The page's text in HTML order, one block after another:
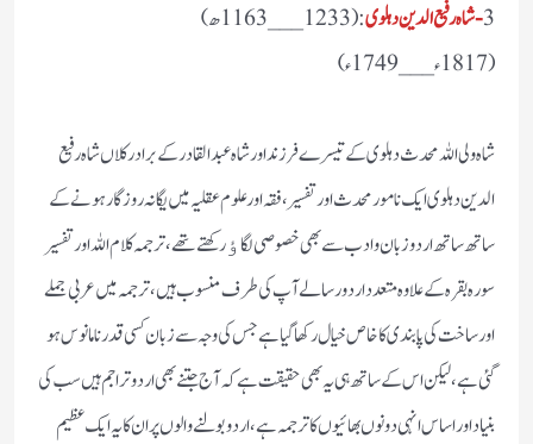
3-شاہ رفیع الدین دہلوی: (1233___1163ھ)
(1817ء___1749ء)
شاہ ولی اللہ محدث دہلوی کے تیسرے فرزند اور شاہ عبدالقادر کے برادر کلاں شاہ رفیع
الدین دہلوی ایک نامور محدث اور تفسیر، فقہ اور علوم عقلیہ میں یگانہ روزگار ہونے کے
ساتھ ساتھ اردو زبان و ادب سے بھی خصوصی لگاٶ رکھتے تھے،ترجمہ کلام اللہ اور تفسیر
سورہ بقرہ کے علاوہ متعدد اردو رسالے آپ کی طرف منسوب ہیں ،ترجمہ میں عربی جملے
اور ساخت کی پابندی کا خاص خیال رکھا گیا ہے جس کی وجہ سے زبان کسی قدر نامانوس ہو
گئی ہے، لیکن اس کے ساتھ ہی یہ بھی حقیقت ہے کہ آج جتنے بھی اردو تراجم ہیں سب کی
بنیاد اور اساس انہی دونوں بھائیوں کا ترجمہ ہے،اردو بولنے والوں پر ان کا یہ ایک عظیم